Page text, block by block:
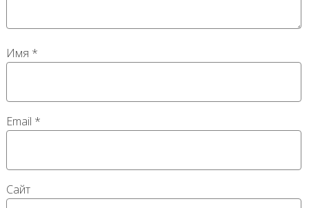
Имя *
Email *
Сайт